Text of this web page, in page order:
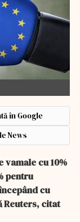
în Google
News
vamale cu 10%
pentru
cu
Reuters, citat